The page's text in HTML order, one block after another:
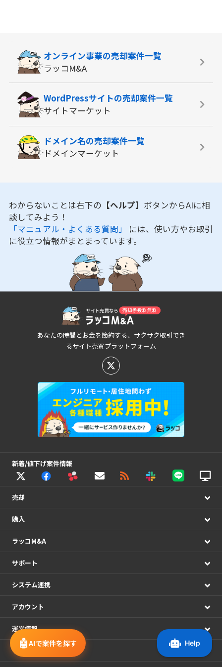
🤖AIで案件を探す
オンライン事業の売却案件一覧
ラッコM&A
WordPressサイトの売却案件一覧
サイトマーケット
ドメイン名の売却案件一覧
ドメインマーケット
わからないことは右下の 【ヘルプ】 ボタンからAIに相
談してみよう！
「マニュアル・よくある質問」 には、使い方やお取引
に役立つ情報がまとまっています。
あなたの時間とお金を節約する、サクサク取引でき
るサイト売買プラットフォーム
新着/値下げ案件情報
売却
購入
ラッコM&A
サポート
システム連携
アカウント
運営情報
ラッコWebサービス